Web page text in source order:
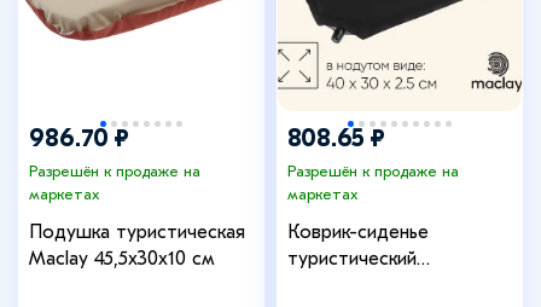
986.70 ₽
Разрешён к продаже на
маркетах
Подушка туристическая
Maclay 45,5х30х10 см
808.65 ₽
Разрешён к продаже на
маркетах
Коврик-сиденье
туристический